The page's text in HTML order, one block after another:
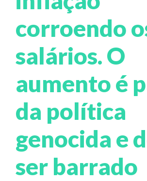
corroendo
salários. O
aumento é
da política
genocida e
ser barrado